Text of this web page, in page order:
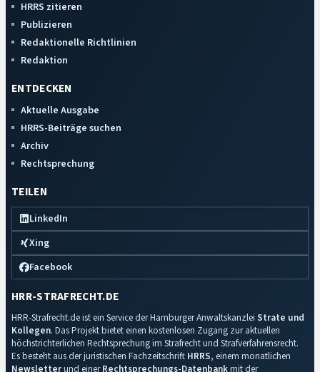
HRRS zitieren
Publizieren
Redaktionelle Richtlinien
Redaktion
ENTDECKEN
Aktuelle Ausgabe
HRRS-Beiträge suchen
Archiv
Rechtsprechung
TEILEN
LinkedIn
Xing
Facebook
HRR-STRAFRECHT.DE
HRR-Strafrecht.de ist ein Service der Hamburger Anwaltskanzlei Strate und
Kollegen. Das Projekt bietet einen kostenlosen Zugang zur aktuellen
höchstrichterlichen Rechtsprechung im Strafrecht und Strafverfahrensrecht.
Es besteht aus der juristischen Fachzeitschrift HRRS, einem monatlichen
Newsletterund einerRechtsprechungs-Datenbankmit der